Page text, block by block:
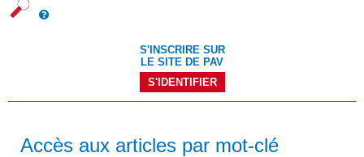
S'INSCRIRE SUR
LE SITE DE PAV
S'IDENTIFIER
Accès aux articles par mot-clé